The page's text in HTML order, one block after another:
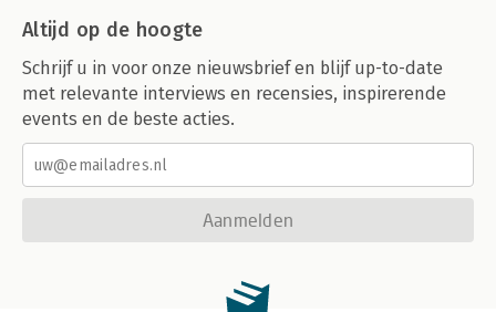
Altijd op de hoogte
Schrijf u in voor onze nieuwsbrief en blijf up-to-date
met relevante interviews en recensies, inspirerende
events en de beste acties.
Aanmelden